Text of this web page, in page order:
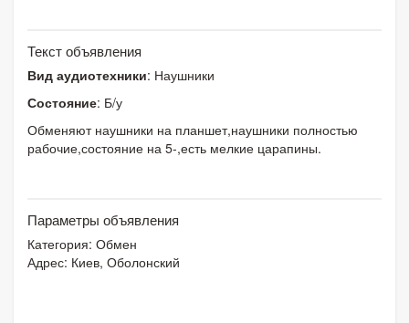
Текст объявления
Вид аудиотехники: Наушники
Состояние: Б/у
Обменяют наушники на планшет,наушники полностью
рабочие,состояние на 5-,есть мелкие царапины.
Параметры объявления
Категория: Обмен
Адрес: Киев, Оболонский